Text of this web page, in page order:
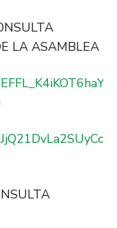
LA ASAMBLEA